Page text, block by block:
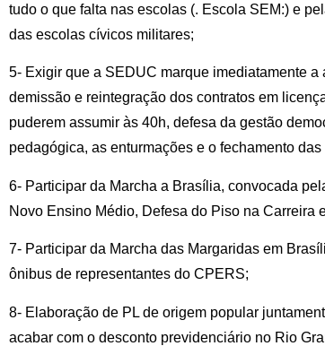
tudo o que falta nas escolas (. Escola SEM:) e
das escolas cívicos militares;
5- Exigir que a SEDUC marque imediatamente
demissão e reintegração dos contratos em
puderem assumir às 40h, defesa da gestão
pedagógica, as enturmações e o fechamento
6- Participar da Marcha a Brasília, convocada
Novo Ensino Médio, Defesa do Piso na Carreira
7- Participar da Marcha das Margaridas em
ônibus de representantes do CPERS;
8- Elaboração de PL de origem popular
acabar com o desconto previdenciário no Rio